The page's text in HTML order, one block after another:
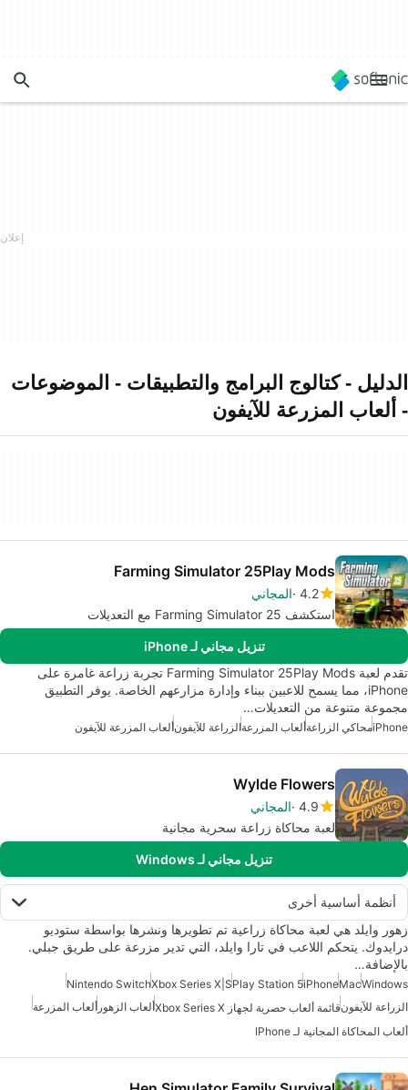
الدليل - كتالوج البرامج والتطبيقات - الموضوعات
- ألعاب المزرعة للآيفون
Farming Simulator 25Play Mods
4.2 المجاني
استكشف Farming Simulator 25 مع التعديلات
تنزيل مجاني لـ iPhone
تقدم لعبة Farming Simulator 25Play Mods تجربة زراعة غامرة على
iPhone، مما يسمح للاعبين ببناء وإدارة مزارعهم الخاصة. يوفر التطبيق
مجموعة متنوعة من التعديلات…
iPhoneمحاكي الزراعةألعاب المزرعةالزراعة للآيفونألعاب المزرعة للآيفون
Wylde Flowers
4.9 المجاني
لعبة محاكاة زراعة سحرية مجانية
تنزيل مجاني لـ Windows
أنظمة أساسية أخرى
زهور وايلد هي لعبة محاكاة زراعية تم تطويرها ونشرها بواسطة ستوديو
درايدوك. يتحكم اللاعب في تارا وايلد، التي تدير مزرعة على طريق جبلي.
بالإضافة…
Windows
Mac
iPhone
Play Station 5
Xbox Series X|S
Nintendo Switch
الزراعة للآيفونقائمة ألعاب حصرية لجهاز Xbox Series X ألعاب الزهور ألعاب المزرعة
ألعاب المحاكاة المجانية لـ IPhone